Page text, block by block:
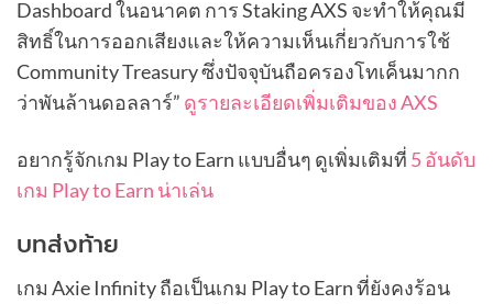
Dashboard ในอนาคต การ Staking AXS จะทำให้คุณมี
สิทธิ์ในการออกเสียงและให้ความเห็นเกี่ยวกับการใช้
Community Treasury ซึ่งปัจจุบันถือครองโทเค็นมากก
ว่าพันล้านดอลลาร์” ดูรายละเอียดเพิ่มเติมของ AXS
อยากรู้จักเกม Play to Earn แบบอื่นๆ ดูเพิ่มเติมที่ 5 อันดับ
เกม Play to Earn น่าเล่น
บทส่งท้าย
เกม Axie Infinity ถือเป็นเกม Play to Earn ที่ยังคงร้อน